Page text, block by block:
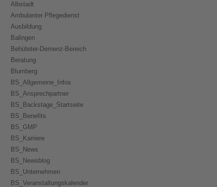
Albstadt
Ambulanter Pflegedienst
Ausbildung
Balingen
Behüteter-Demenz-Bereich
Beratung
Blumberg
BS_Allgemeine_Infos
BS_Ansprechpartner
BS_Backstage_Startseite
BS_Benefits
BS_GMP
BS_Karriere
BS_News
BS_Newsblog
BS_Unternehmen
BS_Veranstaltungskalender